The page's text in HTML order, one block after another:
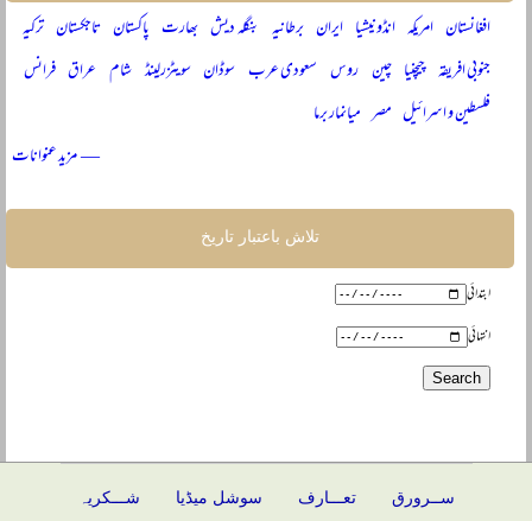
افغانستان امریکہ انڈونیشیا ایران برطانیہ بنگلہ دیش بھارت پاکستان تاجکستان ترکیہ
جنوبی افریقہ چیچنیا چین روس سعودی عرب سوڈان سویٹزرلینڈ شام عراق فرانس
فلسطین و اسرائیل مصر میانمار برما
— مزید عنوانات
تلاش باعتبار تاریخ
ابتدائی
انتہائی
ســرورق تعـــارف سوشل میڈیا شـــکریہ